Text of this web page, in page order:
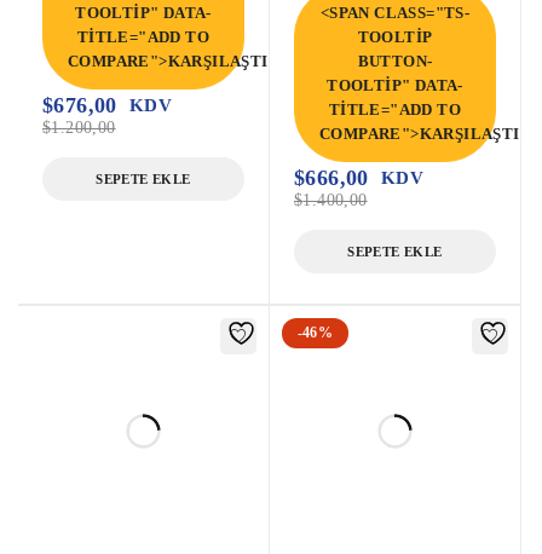
TOOLTIP" DATA-
TITLE="ADD TO
COMPARE">KARŞILAŞTIR</SPAN>
$1.200,00
$676,00 KDV
SEPETE EKLE
<SPAN CLASS="TS-
TOOLTIP
BUTTON-
TOOLTIP" DATA-
TITLE="ADD TO
$1.400,00
$666,00 KDV
SEPETE EKLE
-46%